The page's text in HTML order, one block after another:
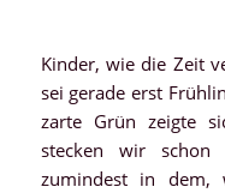
Kinder, wie die Zeit
sei gerade erst
zarte Grün zeigte
stecken wir
zumindest in dem,